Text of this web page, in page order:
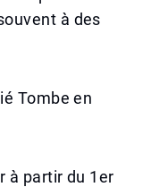
à des
Tombe en
à partir du 1er